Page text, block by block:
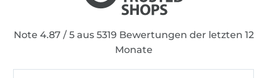
Note 4.87 / 5 aus 5319 Bewertungen der letzten 12
Monate